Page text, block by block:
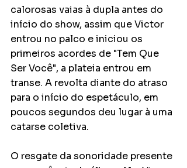
calorosas vaias à dupla antes do
início do show, assim que Victor
entrou no palco e iniciou os
primeiros acordes de "Tem Que
Ser Você", a plateia entrou em
transe. A revolta diante do atraso
para o início do espetáculo, em
poucos segundos deu lugar à uma
catarse coletiva.
O resgate da sonoridade presente